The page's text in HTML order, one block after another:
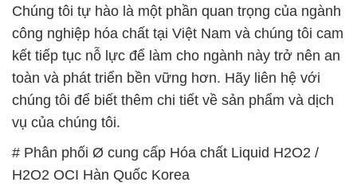
H2O2 / H2O2 OCI Hàn Quốc Korea
# Đơn vị chuyên cung ứng | phân phối Hóa chất
Liquid H2O2 / H2O2 OCI Hàn Quốc Korea
# Nhà bán hàng ε thương mại Hóa chất Liquid
H2O2 / H2O2 OCI Hàn Quốc Korea
H2O2 OCI Hàn Quốc Korea
# Nhà thương mại – cung cấp Hóa chất Liquid